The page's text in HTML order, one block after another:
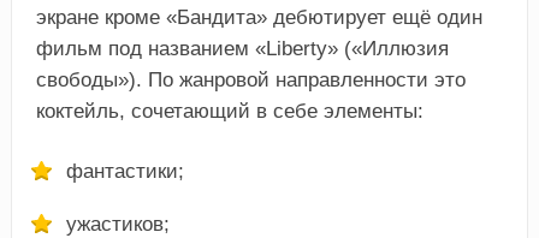
экране кроме «Бандита» дебютирует ещё один
фильм под названием «Liberty» («Иллюзия
свободы»). По жанровой направленности это
коктейль, сочетающий в себе элементы:
фантастики;
ужастиков;